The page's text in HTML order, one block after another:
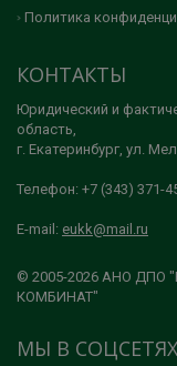
Политика
КОНТАКТЫ
Юридический и
область,
г. Екатеринбург, ул.
Телефон: +7 (343) 371-
E-mail: eukk@mail.ru
© 2005-2026 АНО ДПО
КОМБИНАТ"
МЫ В СОЦСЕТЯХ